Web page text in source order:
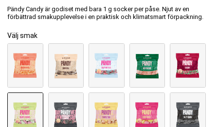
Pändy Candy är godiset med bara 1 g socker per påse. Njut av en
förbättrad smakupplevelse i en praktisk och klimatsmart förpackning.
Välj smak